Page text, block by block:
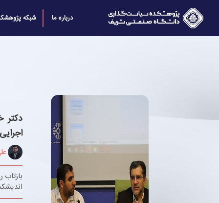
درباره ما شبکه
دکتر
بازتاب